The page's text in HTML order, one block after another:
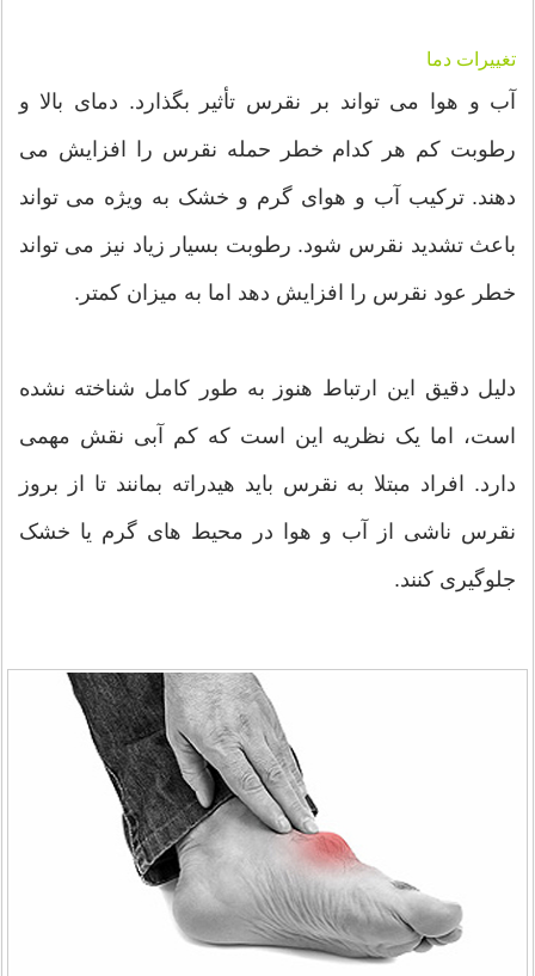
تغییرات دما
آب و هوا می تواند بر نقرس تأثیر بگذارد. دمای بالا و
رطوبت کم هر کدام خطر حمله نقرس را افزایش می
دهند. ترکیب آب و هوای گرم و خشک به ویژه می تواند
باعث تشدید نقرس شود. رطوبت بسیار زیاد نیز می تواند
خطر عود نقرس را افزایش دهد اما به میزان کمتر.
دلیل دقیق این ارتباط هنوز به طور کامل شناخته نشده
است، اما یک نظریه این است که کم آبی نقش مهمی
دارد. افراد مبتلا به نقرس باید هیدراته بمانند تا از بروز
نقرس ناشی از آب و هوا در محیط های گرم یا خشک
جلوگیری کنند.